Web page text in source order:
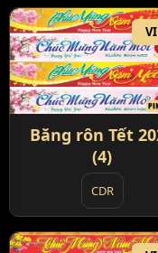
Băng rôn Tết
(4)
CDR